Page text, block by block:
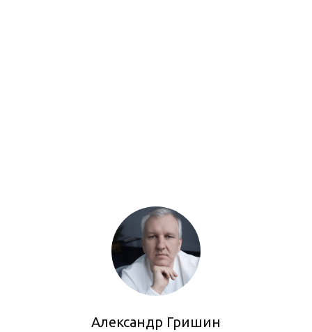
Александр Гришин